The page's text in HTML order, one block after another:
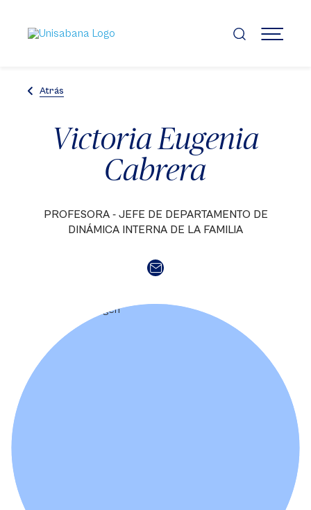
contenido
principal
MENÚ
Atrás
Victoria Eugenia
Cabrera
PROFESORA - JEFE DE DEPARTAMENTO DE
DINÁMICA INTERNA DE LA FAMILIA